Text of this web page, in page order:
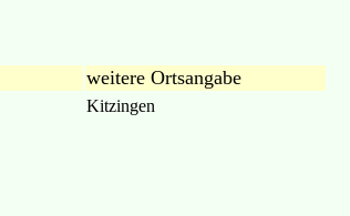
weitere Ortsangabe
Kitzingen